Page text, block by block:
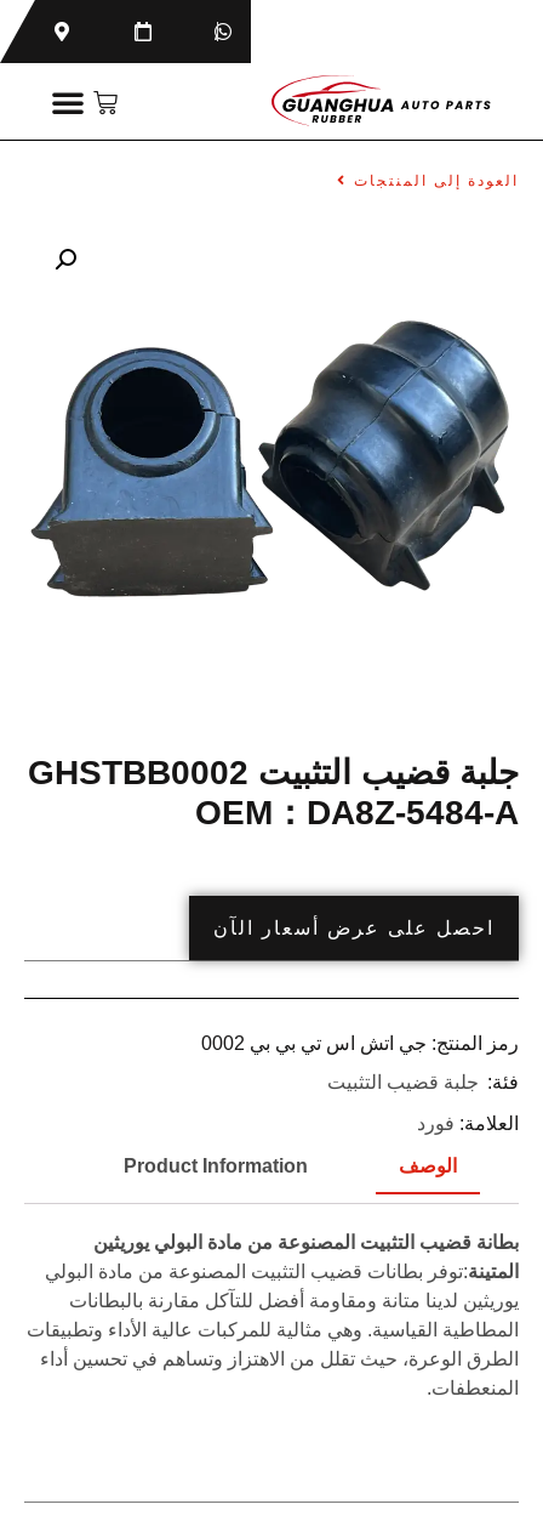
العودة إلى المنتجات
جلبة قضيب التثبيت GHSTBB0002
OEM：DA8Z-5484-A
احصل على عرض أسعار الآن
رمز المنتج: جي اتش اس تي بي بي 0002
فئة: جلبة قضيب التثبيت
العلامة: فورد
الوصف Product Information
بطانة قضيب التثبيت المصنوعة من مادة البولي يوريثين
المتينة:توفر بطانات قضيب التثبيت المصنوعة من مادة البولي
يوريثين لدينا متانة ومقاومة أفضل للتآكل مقارنة بالبطانات
المطاطية القياسية. وهي مثالية للمركبات عالية الأداء وتطبيقات
الطرق الوعرة، حيث تقلل من الاهتزاز وتساهم في تحسين أداء
المنعطفات.